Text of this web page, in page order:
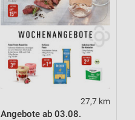
27,7 km
Angebote ab 03.08.